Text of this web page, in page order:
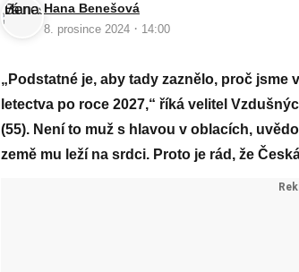
Hana Benešová
8. prosince 2024 · 14:00
„Podstatné je, aby tady zaznělo, proč
letectva po roce 2027,“ říká velitel
(55). Není to muž s hlavou v oblacích,
země mu leží na srdci. Proto je rád, že